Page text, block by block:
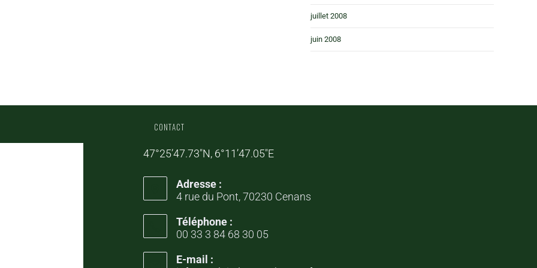
juillet 2008
juin 2008
CONTACT
47°25’47.73″N, 6°11’47.05″E
Adresse :
4 rue du Pont, 70230 Cenans
Téléphone :
00 33 3 84 68 30 05
E-mail :